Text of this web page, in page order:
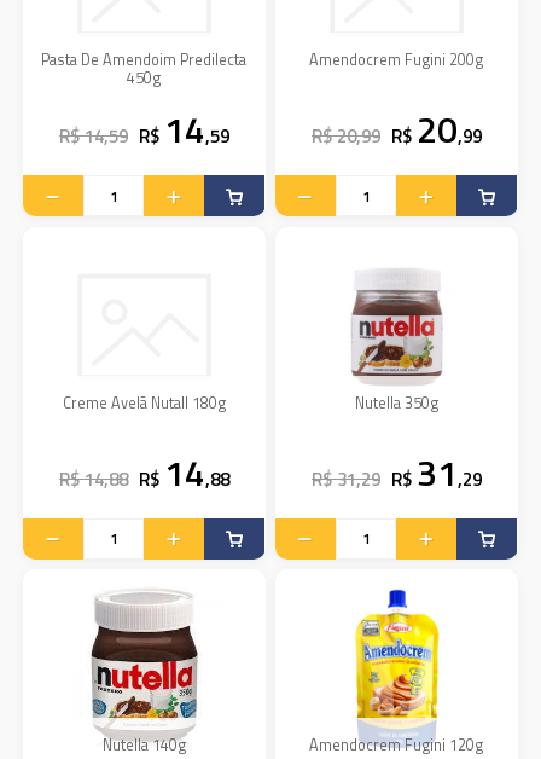
Pasta De Amendoim Predilecta
450g
R$ 14,59 R$ 14,59
Amendocrem Fugini 200g
R$ 20,99 R$ 20,99
Creme Avelã Nutall 180g
R$ 14,88 R$ 14,88
Nutella 350g
R$ 31,29 R$ 31,29
Nutella 140g Amendocrem Fugini 120g